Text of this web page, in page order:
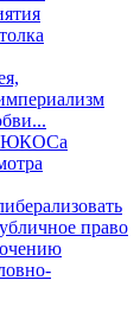
ЮКОСа
право